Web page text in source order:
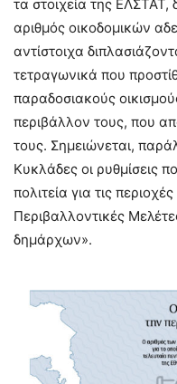
τα στοιχεία της ΕΛΣΤΑΤ,
αριθμός οικοδομικών
αντίστοιχα
τετραγωνικά που
παραδοσιακούς
περιβάλλον τους, που
τους. Σημειώνεται,
Κυκλάδες οι ρυθμίσεις
πολιτεία για τις
Περιβαλλοντικές
δημάρχων».